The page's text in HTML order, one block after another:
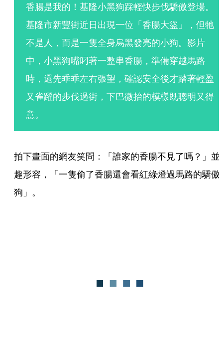
香腸是我的！基隆小黑狗踩輕快步伐驕傲登場。
基隆市新豐街近日出現一位「香腸大盜」，但牠
不是人，而是一隻全身烏黑發亮的小狗。影片
中，小黑狗嘴叼著一整串香腸，準備穿越馬路
時，還先乖乖左右張望，確認安全後才踏著輕盈
又雀躍的步伐過街，下巴微抬的模樣既聰明又得
意。
拍下畫面的網友笑問：「誰家的香腸不見了嗎？」並
趣形容，「一隻偷了香腸還會看紅綠燈過馬路的驕傲
狗」。